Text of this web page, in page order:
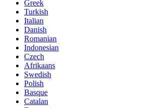
Greek
Turkish
Italian
Danish
Romanian
Indonesian
Czech
Afrikaans
Swedish
Polish
Basque
Catalan